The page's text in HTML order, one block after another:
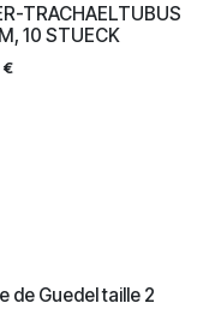
TRACHAELTUBUS
10 STUECK
€
de Guedel taille 2